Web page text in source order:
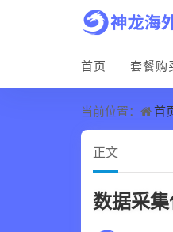
首页 套餐购
当前位置： 首
正文
数据采